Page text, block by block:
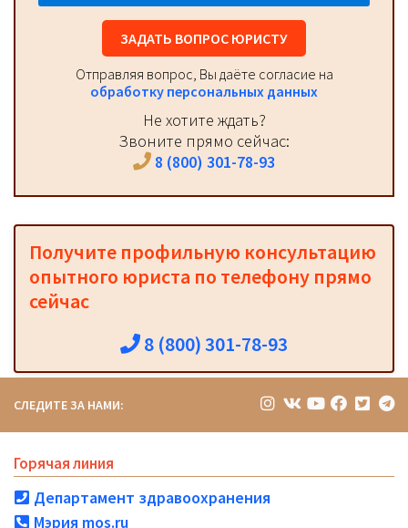
ЗАДАТЬ ВОПРОС ЮРИСТУ
Отправляя вопрос, Вы даёте согласие на
обработку персональных данных
Не хотите ждать?
Звоните прямо сейчас:
8 (800) 301-78-93
Получите профильную консультацию
опытного юриста по телефону прямо
сейчас
8 (800) 301-78-93
СЛЕДИТЕ ЗА НАМИ:
Горячая линия
Департамент здравоохранения
Мэрия mos.ru